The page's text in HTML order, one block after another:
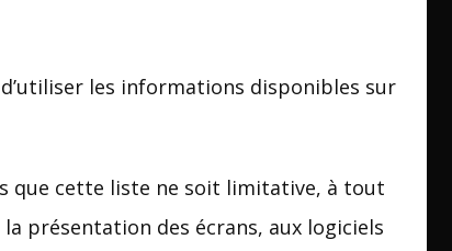
les informations disponibles sur
que cette liste ne soit limitative, à tout
présentation des écrans, aux logiciels